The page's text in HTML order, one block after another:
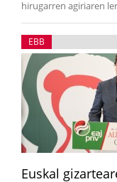
hirugarren agiriaren
EBB
Euskal